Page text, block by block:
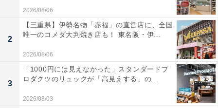
2026/08/06
2
【三重県】伊勢名物「赤福」の直営店に、全国
唯一のコメダ大判焼き店も！ 東名阪・伊...
2026/08/06
3
「1000円には見えなかった」スタンダードプ
ロダクツのリュックが「高見えする」の...
2026/08/03